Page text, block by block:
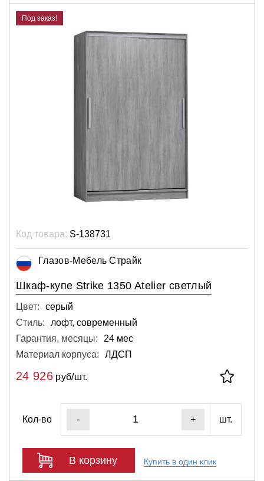
Под заказ!
Код товара: S-138731
Глазов-Мебель Страйк
Шкаф-купе Strike 1350 Atelier светлый
Цвет:
серый
Стиль:
лофт, современный
Гарантия, месяцы:
24 мес
Материал корпуса:
ЛДСП
24 926руб/шт.
Кол-во - + шт.
В корзину Купить в один клик